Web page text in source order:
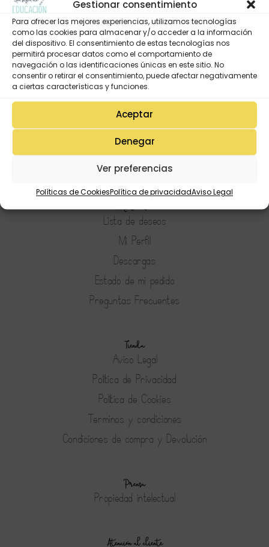
Gestionar consentimiento
Para ofrecer las mejores experiencias, utilizamos tecnologías
como las cookies para almacenar y/o acceder a la información
del dispositivo. El consentimiento de estas tecnologías nos
permitirá procesar datos como el comportamiento de
navegación o las identificaciones únicas en este sitio. No
consentir o retirar el consentimiento, puede afectar negativamente
a ciertas características y funciones.
Aceptar
Denegar
Ver preferencias
Políticas de CookiesPolítica de privacidadAviso Legal
Mi Cuenta
Lista de deseos
Mi Perfil
Descargas
Estado de mi pedido
Preguntas Frecuentes
Tienda
Aviso Legal
Política de Privacidad
Política de Cookies
Terminos y condiciones
Condiciones de compra y Devolución
Prensa
Propiedad intelectual
Atención al cliente